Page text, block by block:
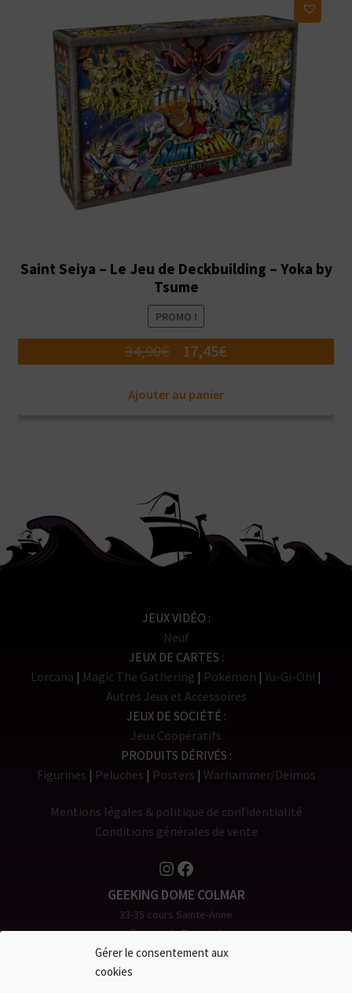
Gérer le consentement aux
cookies
Saint Seiya – Le Jeu de Deckbuilding – Yoka by
Tsume
PROMO !
34,90€
Le
initial
17,45€
Ajouter au panier
JEUX VIDÉO
Neuf
JEUX DE CARTES
Lorcana
Magic The Gathering Pokémon Yu-Gi-Oh!
Autres Jeux et Accessoires
JEUX DE SOCIÉTÉ
Jeux Coopératifs
PRODUITS DÉRIVÉS
Figurines
Peluches Posters Warhammer/Deimos
Mentions légales & politique de confidentialité
Conditions générales de vente
Instagram
Facebook
GEEKING DOME COLMAR
33-35 cours Sainte-Anne
Espace du Rempart
68000 COLMAR
Tél. 0 980 904 907